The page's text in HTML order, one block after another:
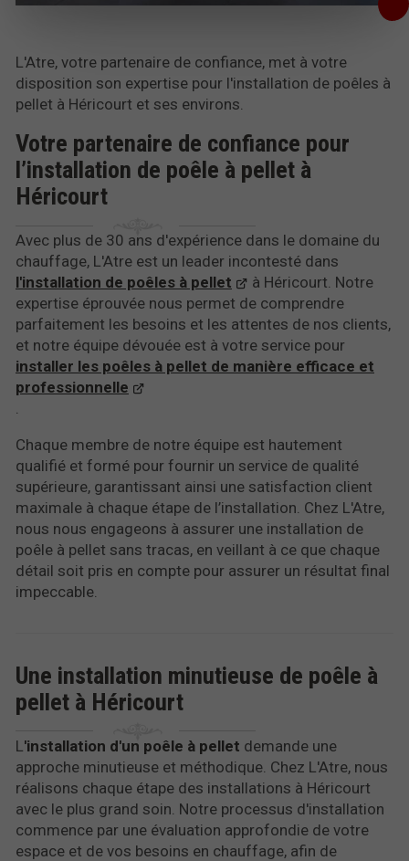
L'Atre, votre partenaire de confiance, met à votre
disposition son expertise pour l'installation de poêles à
pellet à Héricourt et ses environs.
Votre partenaire de confiance pour
l’installation de poêle à pellet à
Héricourt
Avec plus de 30 ans d'expérience dans le domaine du
chauffage, L'Atre est un leader incontesté dans
l'installation de poêles à pellet
à Héricourt. Notre
expertise éprouvée nous permet de comprendre
parfaitement les besoins et les attentes de nos clients,
et notre équipe dévouée est à votre service pour
installer les poêles à pellet de manière efficace et
professionnelle
.
Chaque membre de notre équipe est hautement
qualifié et formé pour fournir un service de qualité
supérieure, garantissant ainsi une satisfaction client
maximale à chaque étape de l’installation. Chez L'Atre,
nous nous engageons à assurer une installation de
poêle à pellet sans tracas, en veillant à ce que chaque
détail soit pris en compte pour assurer un résultat final
impeccable.
Une installation minutieuse de poêle à
pellet à Héricourt
L 'installation d'un poêle à pellet demande une
approche minutieuse et méthodique. Chez L'Atre, nous
réalisons chaque étape des installations à Héricourt
avec le plus grand soin. Notre processus d'installation
commence par une évaluation approfondie de votre
espace et de vos besoins en chauffage, afin de